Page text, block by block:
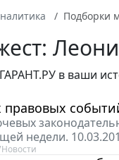
Подборки
ГАРАНТ.РУ в ваши
недели.
Новости